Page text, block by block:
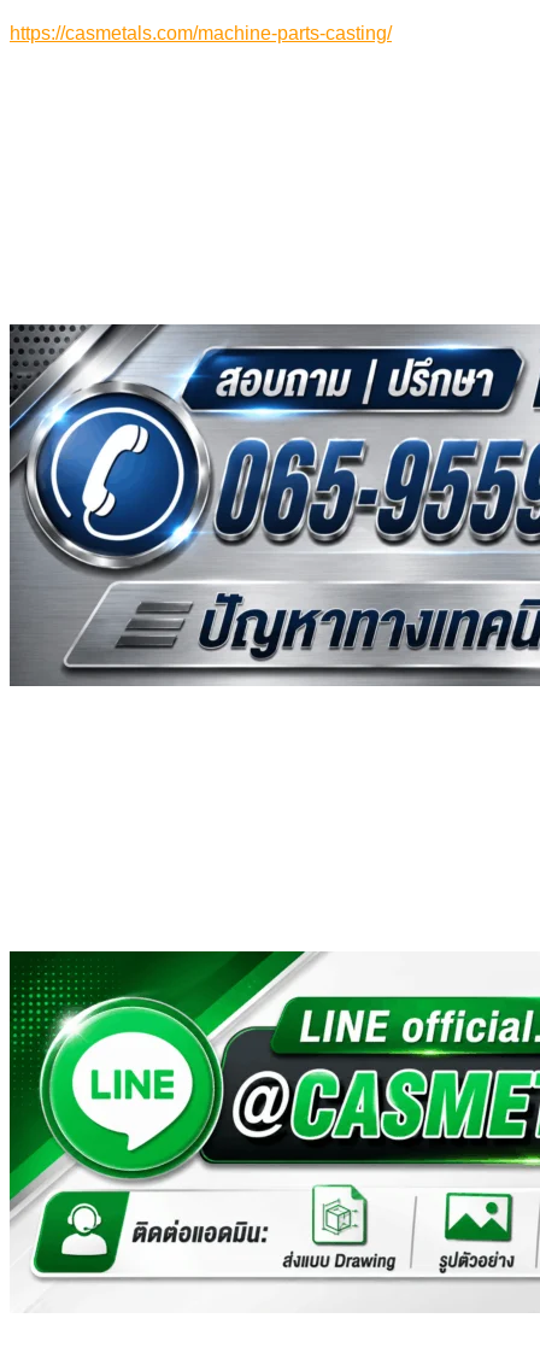
https://casmetals.com/machine-parts-casting/